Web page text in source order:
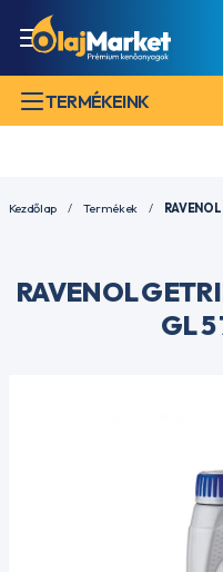
TERMÉKEINK
Kezdőlap Termékek
RAVENOL
GL 5